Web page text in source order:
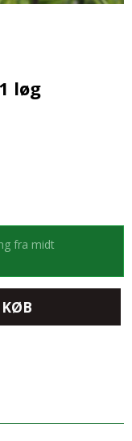
løg
fra midt
KØB